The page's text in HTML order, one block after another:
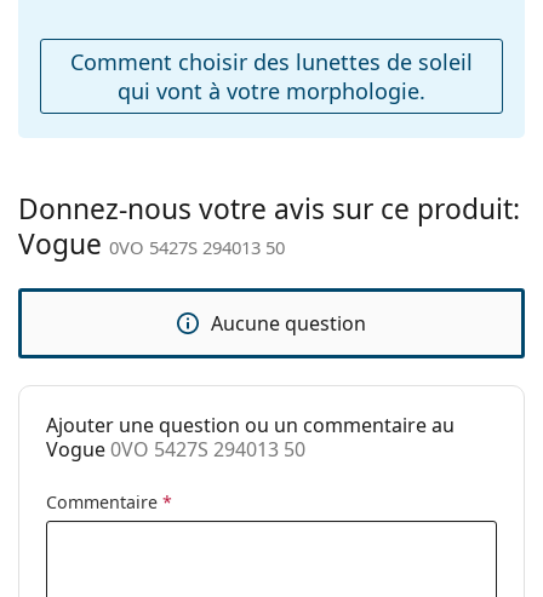
Explorez la gamme complète delunettes de soleil
découvrir d'autres modèles de marques populaires.
ajustables:
ressort:
Non
Étui:
Oui
Tissu de
nettoyage:
Oui
Catégorie:
Lunettes de soleil
Marque:
Vogue
Utilisation:
Code:
Comment choisir des lunettes de soleil
qui vont à votre morphologie.
Donnez-nous votre avis sur ce produit:
Vogue 0VO 5427S 294013 50
Aucune question
Ajouter une question ou un commentaire au
Vogue0VO 5427S 294013 50
Commentaire *